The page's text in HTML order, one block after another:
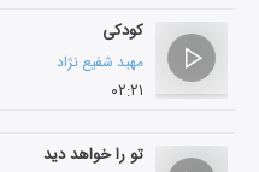
کودکی
مهبد شفیع نژاد
۰۲:۲۱
تو را خواهد دید